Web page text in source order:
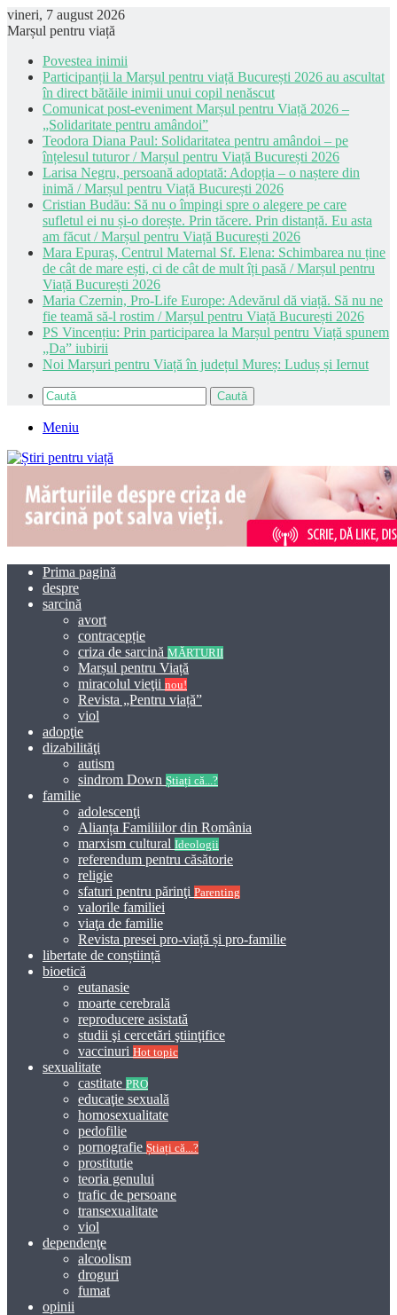
vineri, 7 august 2026
Marșul pentru viață
Povestea inimii
Participanții la Marșul pentru viață București 2026 au ascultat
în direct bătăile inimii unui copil nenăscut
Comunicat post-eveniment Marșul pentru Viață 2026 –
„Solidaritate pentru amândoi”
Teodora Diana Paul: Solidaritatea pentru amândoi – pe
înțelesul tuturor / Marșul pentru Viață București 2026
Larisa Negru, persoană adoptată: Adopția – o naștere din
inimă / Marșul pentru Viață București 2026
Cristian Budău: Să nu o împingi spre o alegere pe care
sufletul ei nu și-o dorește. Prin tăcere. Prin distanță. Eu asta
am făcut / Marșul pentru Viață București 2026
Mara Epuraș, Centrul Maternal Sf. Elena: Schimbarea nu ține
de cât de mare ești, ci de cât de mult îți pasă / Marșul pentru
Viață București 2026
Maria Czernin, Pro-Life Europe: Adevărul dă viață. Să nu ne
fie teamă să-l rostim / Marșul pentru Viață București 2026
PS Vincențiu: Prin participarea la Marșul pentru Viață spunem
„Da” iubirii
Noi Marșuri pentru Viață în județul Mureș: Luduș și Iernut
Caută
Meniu
Prima pagină
despre
sarcină
avort
contracepție
criza de sarcină MĂRTURII
Marșul pentru Viață
miracolul vieţii nou!
Revista „Pentru viață”
viol
adopţie
dizabilităţi
autism
sindrom Down Știați că...?
familie
adolescenţi
Alianța Familiilor din România
marxism cultural Ideologii
referendum pentru căsătorie
religie
sfaturi pentru părinţi Parenting
valorile familiei
viaţa de familie
Revista presei pro-viață și pro-familie
libertate de conștiință
bioetică
eutanasie
moarte cerebrală
reproducere asistată
studii şi cercetări ştiinţifice
vaccinuri Hot topic
sexualitate
castitate PRO
educaţie sexuală
homosexualitate
pedofilie
pornografie Știați că...?
prostitutie
teoria genului
trafic de persoane
transexualitate
viol
dependenţe
alcoolism
droguri
fumat
opinii